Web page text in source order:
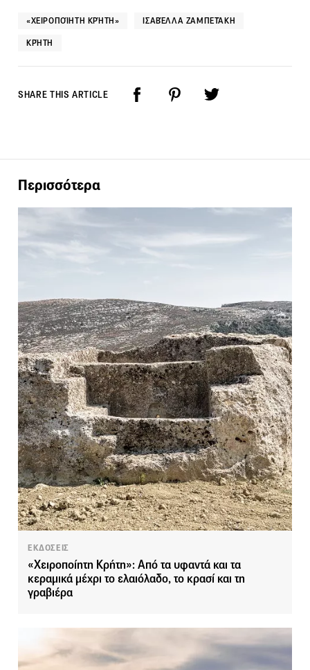
«ΧΕΙΡΟΠΟΊΗΤΗ ΚΡΉΤΗ» ΙΣΑΒΈΛΛΑ ΖΑΜΠΕΤΆΚΗ
ΚΡΉΤΗ
SHARE THIS ARTICLE
Περισσότερα
ΕΚΔΟΣΕΙΣ
«Χειροποίητη Κρήτη»: Από τα υφαντά και τα
κεραμικά μέχρι το ελαιόλαδο, το κρασί και τη
γραβιέρα